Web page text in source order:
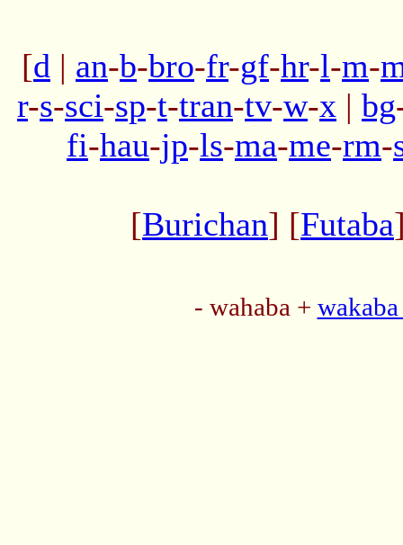
[d | an-b-bro-fr-gf-hr-l-m-
r-s-sci-sp-t-tran-tv-w-x | bg
fi-hau-jp-ls-ma-me-rm-
[Burichan] [Futaba
- wahaba +